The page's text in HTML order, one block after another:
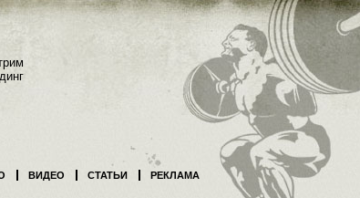
ВИДЕО СТАТЬИ РЕКЛАМА